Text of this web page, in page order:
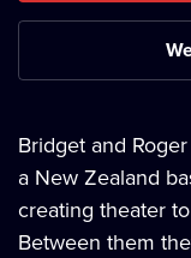
Bridget and
a New Zealand
creating theater
Between them